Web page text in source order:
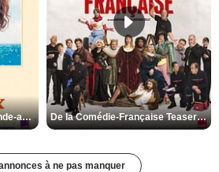
Les Matins merveilleux Bande-annonce VF De la Comédie-Française Teaser VF
à ne pas manquer